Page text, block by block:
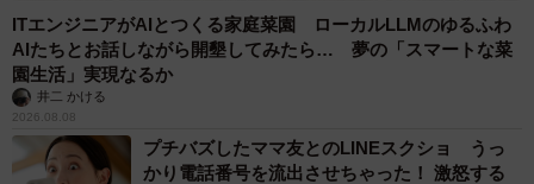
ITエンジニアがAIとつくる家庭菜園 ローカルLLMのゆるふわ
AIたちとお話しながら開墾してみたら… 夢の「スマートな菜
園生活」実現なるか
井二 かける
2026.08.08
プチバズしたママ友とのLINEスクショ うっ
かり電話番号を流出させちゃった！ 激怒する